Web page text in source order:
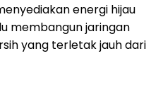
energi hijau
membangun jaringan
yang terletak jauh dari